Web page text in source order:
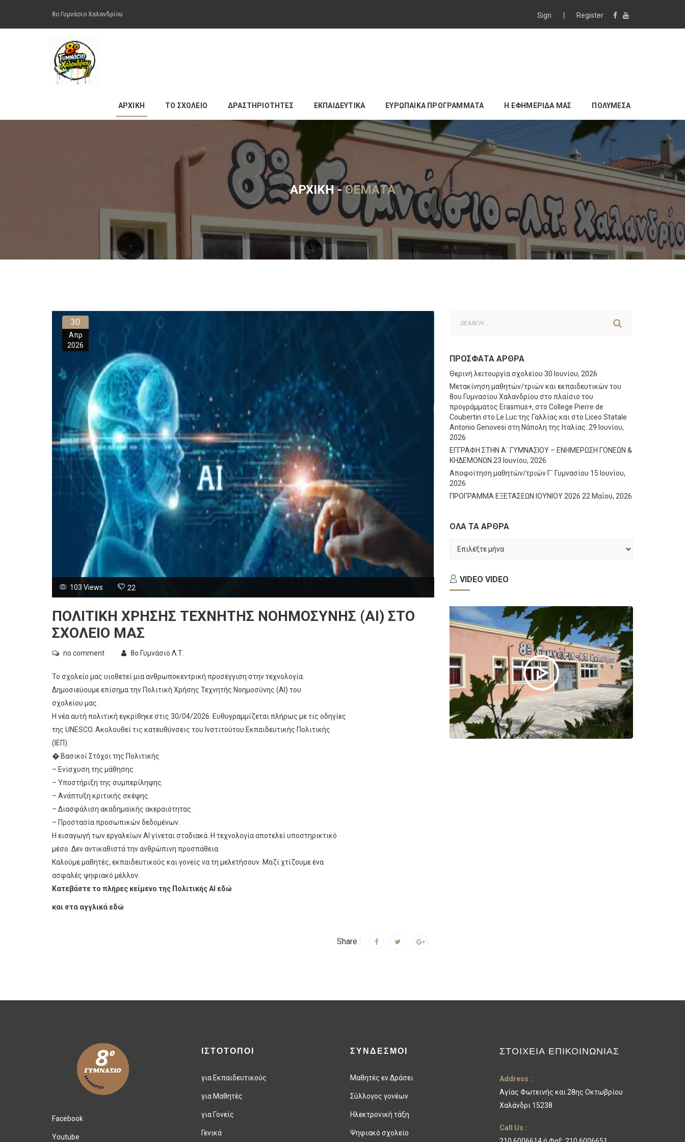
8ο Γυμνάσιο Χαλανδρίου Sign Register
ΑΡΧΙΚΗ ΤΟ ΣΧΟΛΕΙΟ ΔΡΑΣΤΗΡΙΟΤΗΤΕΣ ΕΚΠΑΙΔΕΥΤΙΚΑ ΕΥΡΩΠΑΙΚΑ ΠΡΟΓΡΑΜΜΑΤΑ Η ΕΦΗΜΕΡΙΔΑ ΜΑΣ ΠΟΛΥΜΕΣΑ
ΑΡΧΙΚΉ-ΘΈΜΑΤΑ
30
Απρ
2026
103 Views 22
ΠΟΛΙΤΙΚΉ ΧΡΉΣΗΣ ΤΕΧΝΗΤΉΣ ΝΟΗΜΟΣΎΝΗΣ (AI) ΣΤΟ
ΣΧΟΛΕΊΟ ΜΑΣ
no comment 8ο Γυμνάσιο Λ.Τ.
Το σχολείο μας υιοθετεί μια ανθρωποκεντρική προσέγγιση στην τεχνολογία.
Δημοσιεύουμε επίσημα την Πολιτική Χρήσης Τεχνητής Νοημοσύνης (AI) του
σχολείου μας.
Η νέα αυτή πολιτική εγκρίθηκε στις 30/04/2026. Ευθυγραμμίζεται πλήρως με τις οδηγίες
της UNESCO. Ακολουθεί τις κατευθύνσεις του Ινστιτούτου Εκπαιδευτικής Πολιτικής
(ΙΕΠ).
� Βασικοί Στόχοι της Πολιτικής
– Ενίσχυση της μάθησης.
– Υποστήριξη της συμπερίληψης.
– Ανάπτυξη κριτικής σκέψης.
– Διασφάλιση ακαδημαϊκής ακεραιότητας.
– Προστασία προσωπικών δεδομένων.
Η εισαγωγή των εργαλείων AI γίνεται σταδιακά. Η τεχνολογία αποτελεί υποστηρικτικό
μέσο. Δεν αντικαθιστά την ανθρώπινη προσπάθεια.
Καλούμε μαθητές, εκπαιδευτικούς και γονείς να τη μελετήσουν. Μαζί χτίζουμε ένα
ασφαλές ψηφιακό μέλλον.
Κατεβάστε το πλήρες κείμενο της Πολιτικής AI εδώ
και στα αγγλικά εδώ
Share :
ΠΡΌΣΦΑΤΑ ΆΡΘΡΑ
Θερινή λειτουργία σχολείου 30 Ιουνίου, 2026
Μετακίνηση μαθητών/τριών και εκπαιδευτικών του
8ου Γυμνασίου Χαλανδρίου στο πλαίσιο του
προγράμματος Erasmus+, στο College Pierre de
Coubertin στο Le Luc της Γαλλίας και στο Liceo Statale
Antonio Genovesi στη Νάπολη της Ιταλίας. 29 Ιουνίου,
2026
ΕΓΓΡΑΦΗ ΣΤΗΝ Α΄ ΓΥΜΝΑΣΙΟΥ – ΕΝΗΜΕΡΩΣΗ ΓΟΝΕΩΝ &
ΚΗΔΕΜΟΝΩΝ 23 Ιουνίου, 2026
Αποφοίτηση μαθητών/τριών Γ΄ Γυμνασίου 15 Ιουνίου,
2026
ΠΡΟΓΡΑΜΜΑ ΕΞΕΤΑΣΕΩΝ ΙΟΥΝΙΟΥ 2026 22 Μαΐου, 2026
ΟΛΑ ΤΑ ΑΡΘΡΑ
ΤΑ
VIDEO VIDEO
Facebook
Youtube
ΙΣΤΟΤΟΠΟΙ
για Εκπαιδευτικούς
για Μαθητές
για Γονείς
Γενικά
ΣΥΝΔΕΣΜΟΙ
Μαθητές εν Δράσει
Σύλλογος γονέων
Ηλεκτρονική τάξη
Ψηφιακό σχολείο
ΣΤΟΙΧΕΊΑ ΕΠΙΚΟΙΝΩΝΊΑΣ
Address :
Αγίας Φωτεινής και 28ης Οκτωβρίου
Χαλάνδρι 15238
Call Us :